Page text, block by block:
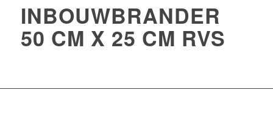
INBOUWBRANDER
50 CM X 25 CM RVS